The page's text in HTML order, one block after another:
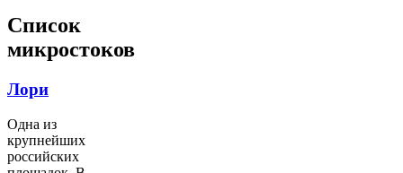
Список
микростоков
Лори
Одна из
крупнейших
российских